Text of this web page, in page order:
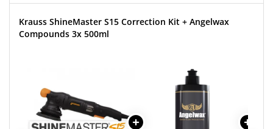
Krauss ShineMaster S15 Correction Kit + Angelwax
Compounds 3x 500ml